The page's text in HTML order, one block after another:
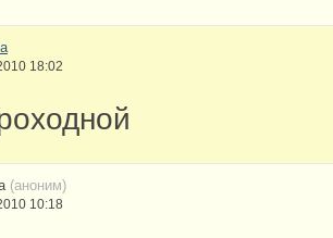
18:02
(аноним)
10:18